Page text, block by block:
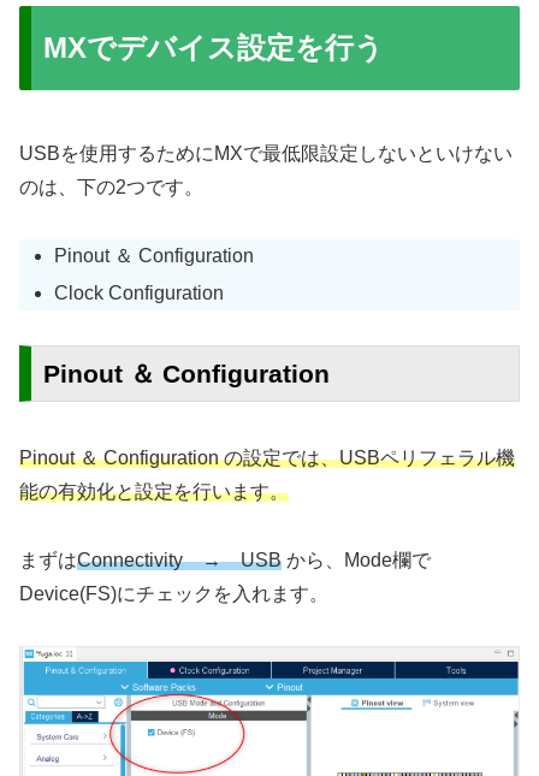
MXでデバイス設定を行う
USBを使用するためにMXで最低限設定しないといけない
のは、下の2つです。
Pinout ＆ Configuration
Clock Configuration
Pinout ＆ Configuration
Pinout ＆ Configuration の設定では、USBペリフェラル機
能の有効化と設定を行います。
まずはConnectivity → USB から、Mode欄で
Device(FS)にチェックを入れます。